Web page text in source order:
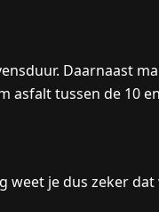
Daarnaast
asfalt tussen de 10
je dus zeker